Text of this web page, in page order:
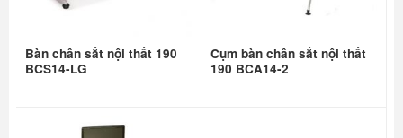
Bàn chân sắt nội thất 190
BCS14-LG
Cụm bàn chân sắt nội thất
190 BCA14-2